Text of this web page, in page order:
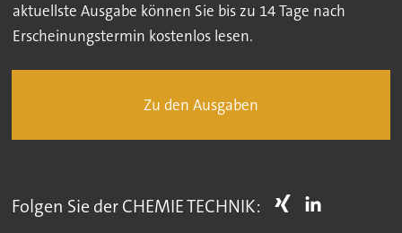
aktuellste Ausgabe können Sie bis zu 14 Tage nach
Erscheinungstermin kostenlos lesen.
Zu den Ausgaben
Folgen Sie der CHEMIE TECHNIK: